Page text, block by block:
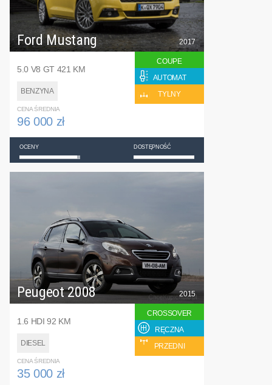
Ford Mustang
5.0 V8 GT 421 KM
BENZYNA
2017
COUPE
AUTOMAT
TYLNY
CENA ŚREDNIA
96 000 zł
OCENY DOSTĘPNOŚĆ
Peugeot 2008
1.6 HDI 92 KM
DIESEL
2015
CROSSOVER
RĘCZNA
PRZEDNI
CENA ŚREDNIA
35 000 zł